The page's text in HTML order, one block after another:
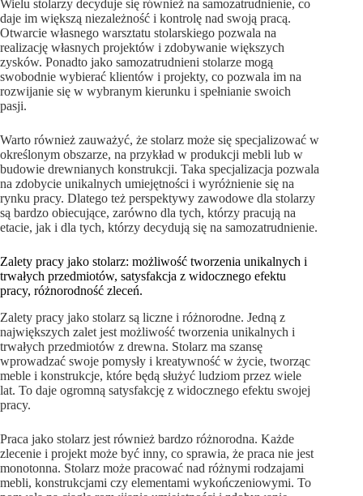
Wielu stolarzy decyduje się również na samozatrudnienie, co
daje im większą niezależność i kontrolę nad swoją pracą.
Otwarcie własnego warsztatu stolarskiego pozwala na
realizację własnych projektów i zdobywanie większych
zysków. Ponadto jako samozatrudnieni stolarze mogą
swobodnie wybierać klientów i projekty, co pozwala im na
rozwijanie się w wybranym kierunku i spełnianie swoich
pasji.
Warto również zauważyć, że stolarz może się specjalizować w
określonym obszarze, na przykład w produkcji mebli lub w
budowie drewnianych konstrukcji. Taka specjalizacja pozwala
na zdobycie unikalnych umiejętności i wyróżnienie się na
rynku pracy. Dlatego też perspektywy zawodowe dla stolarzy
są bardzo obiecujące, zarówno dla tych, którzy pracują na
etacie, jak i dla tych, którzy decydują się na samozatrudnienie.
Zalety pracy jako stolarz: możliwość tworzenia unikalnych i
trwałych przedmiotów, satysfakcja z widocznego efektu
pracy, różnorodność zleceń.
Zalety pracy jako stolarz są liczne i różnorodne. Jedną z
największych zalet jest możliwość tworzenia unikalnych i
trwałych przedmiotów z drewna. Stolarz ma szansę
wprowadzać swoje pomysły i kreatywność w życie, tworząc
meble i konstrukcje, które będą służyć ludziom przez wiele
lat. To daje ogromną satysfakcję z widocznego efektu swojej
pracy.
Praca jako stolarz jest również bardzo różnorodna. Każde
zlecenie i projekt może być inny, co sprawia, że praca nie jest
monotonna. Stolarz może pracować nad różnymi rodzajami
mebli, konstrukcjami czy elementami wykończeniowymi. To